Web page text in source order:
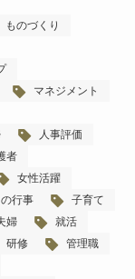
ものづくり
マネジメント
人事評価
者
女性活躍
行事
子育て
婦
就活
研修
管理職